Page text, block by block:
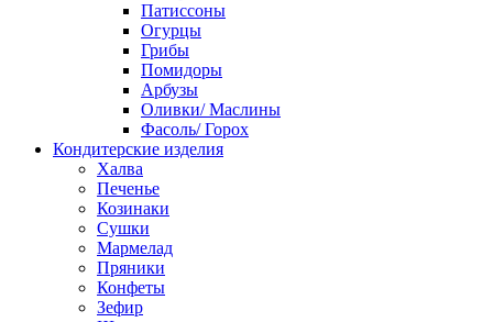
Патиссоны
Огурцы
Грибы
Помидоры
Арбузы
Оливки/ Маслины
Фасоль/ Горох
Кондитерские изделия
Халва
Печенье
Козинаки
Сушки
Мармелад
Пряники
Конфеты
Зефир